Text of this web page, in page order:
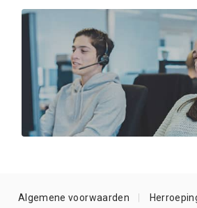
Algemene voorwaarden